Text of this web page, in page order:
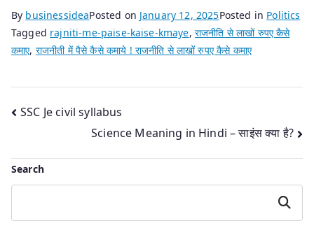
By businessideaPosted on January 12, 2025Posted in Politics
Tagged rajniti-me-paise-kaise-kmaye, राजनीति से लाखों रुपए कैसे
कमाए, राजनीती में पैसे कैसे कमाये ! राजनीति से लाखों रुपए कैसे कमाए
Post
navigation
SSC Je civil syllabus
Science Meaning in Hindi – साइंस क्या है?
Search
Search